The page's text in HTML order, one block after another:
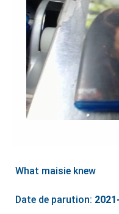
What maisie knew
Date de parution: